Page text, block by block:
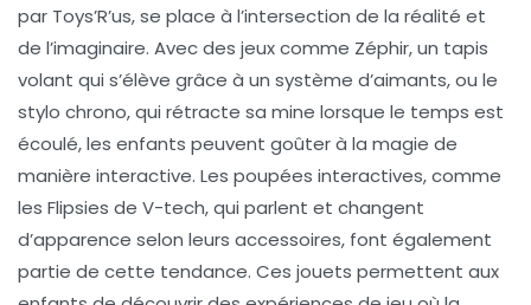
par Toys’R’us, se place à l’intersection de la réalité et
de l’imaginaire. Avec des jeux comme Zéphir, un tapis
volant qui s’élève grâce à un système d’aimants, ou le
stylo chrono, qui rétracte sa mine lorsque le temps est
écoulé, les enfants peuvent goûter à la magie de
manière interactive. Les poupées interactives, comme
les Flipsies de V-tech, qui parlent et changent
d’apparence selon leurs accessoires, font également
partie de cette tendance. Ces jouets permettent aux